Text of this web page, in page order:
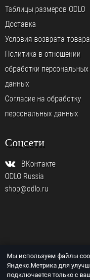
Таблицы размеров ODLO
Доставка
Условия возврата товара
Политика в отношении
обработки персональных
данных
Согласие на обработку
персональных данных
Соцсети
ВКонтакте
ODLO Russia
shop@odlo.ru
Мы используем файлы
Яндекс.Метрика для
подключается только с